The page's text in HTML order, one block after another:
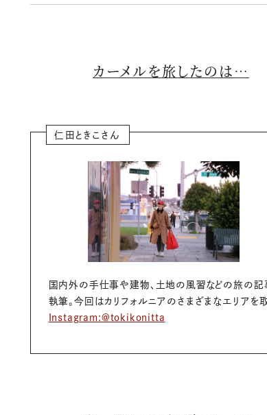
カーメルを旅したのは…
仁田ときこさん
国内外の手仕事や建物、土地の風習などの旅の記
執筆。今回はカリフォルニアのさまざまなエリアを
Instagram:@tokikonitta